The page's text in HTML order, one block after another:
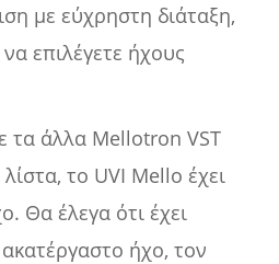
με εύχρηστη διάταξη,
επιλέγετε ήχους
τα άλλα Mellotron VST
το UVI Mello έχει
Θα έλεγα ότι έχει
ήχο, τον